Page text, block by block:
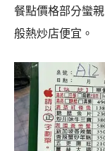
餐點價格部分蠻
般熱炒店便宜。